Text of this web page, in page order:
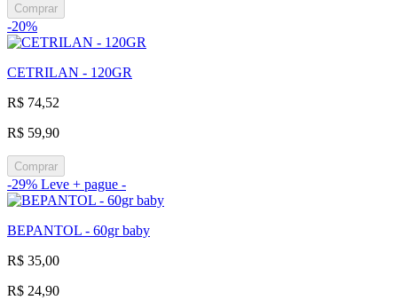
Comprar
-20%
CETRILAN - 120GR
R$ 74,52
R$ 59,90
Comprar
-29% Leve + pague -
BEPANTOL - 60gr baby
R$ 35,00
R$ 24,90